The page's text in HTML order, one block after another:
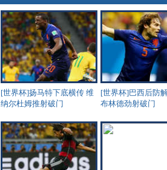
[世界杯]扬马特下底横传 维
纳尔杜姆推射破门
[世界杯]巴西后防
布林德劲射破门